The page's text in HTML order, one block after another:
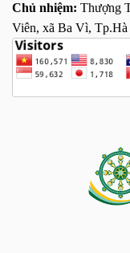
Chủ nhiệm: Thượng
Viên, xã Ba Vì,